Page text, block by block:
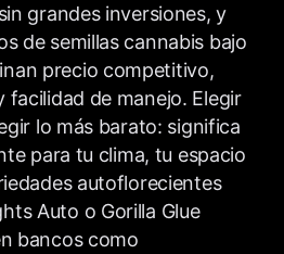
grandes inversiones, y
de semillas cannabis bajo
precio competitivo,
facilidad de manejo. Elegir
lo más barato: significa
para tu clima, tu espacio
autoflorecientes
Auto o Gorilla Glue
bancos como